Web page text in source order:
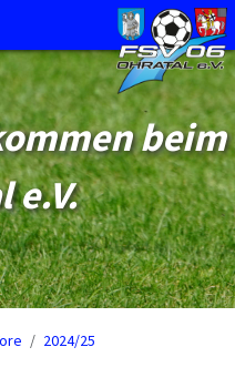
beim
e.V.
2024/25